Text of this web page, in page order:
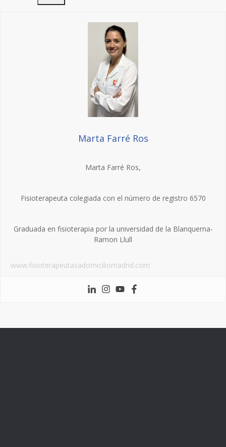
Marta Farré Ros
Marta Farré Ros,
Fisioterapeuta colegiada con el número de registro 6570
Graduada en fisioterapia por la universidad de la Blanquerna-
Ramon Llull
www.fisioterapeutasadomiciliomadrid.com